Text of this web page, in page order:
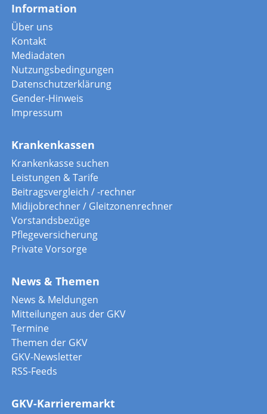
Information
Über uns
Kontakt
Mediadaten
Nutzungsbedingungen
Datenschutzerklärung
Gender-Hinweis
Impressum
Krankenkassen
Krankenkasse suchen
Leistungen & Tarife
Beitragsvergleich / -rechner
Midijobrechner / Gleitzonenrechner
Vorstandsbezüge
Pflegeversicherung
Private Vorsorge
News & Themen
News & Meldungen
Mitteilungen aus der GKV
Termine
Themen der GKV
GKV-Newsletter
RSS-Feeds
GKV-Karrieremarkt